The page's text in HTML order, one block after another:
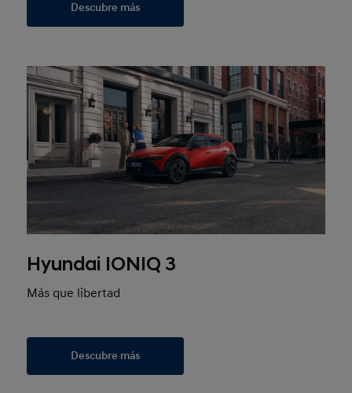
Descubre más
Hyundai IONIQ 3
Más que libertad
Descubre más